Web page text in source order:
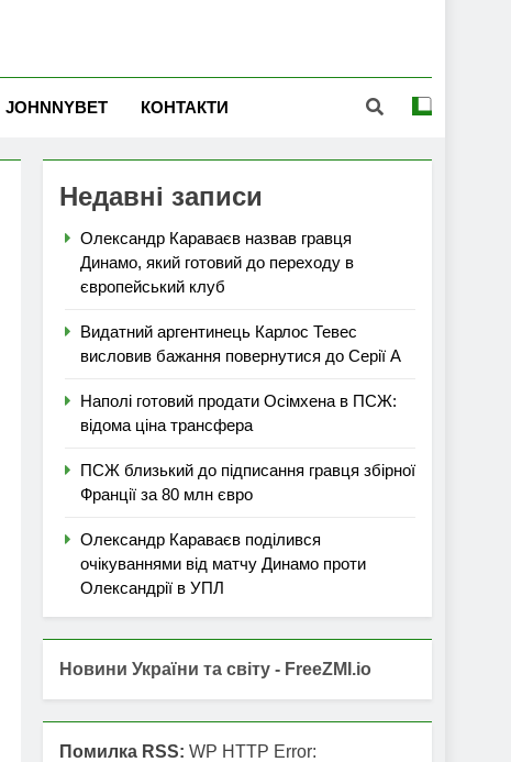
JOHNNYBET КОНТАКТИ
Недавні записи
Олександр Караваєв назвав гравця
Динамо, який готовий до переходу в
європейський клуб
Видатний аргентинець Карлос Тевес
висловив бажання повернутися до Серії А
Наполі готовий продати Осімхена в ПСЖ:
відома ціна трансфера
ПСЖ близький до підписання гравця збірної
Франції за 80 млн євро
Олександр Караваєв поділився
очікуваннями від матчу Динамо проти
Олександрії в УПЛ
Новини України та світу - FreeZMI.io
Помилка RSS: WP HTTP Error: